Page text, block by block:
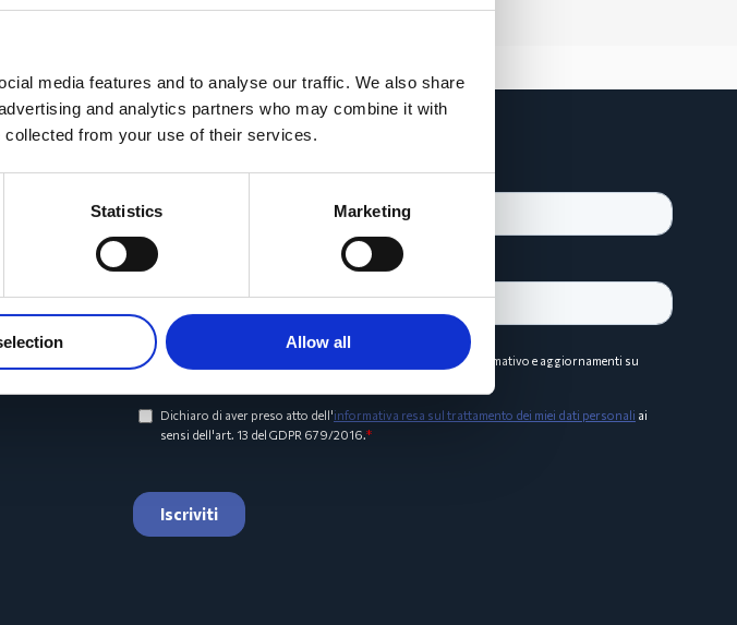
media features and to analyse our traffic. We also share
and analytics partners who may combine it with
collected from your use of their services.
Statistics Marketing
Allow all